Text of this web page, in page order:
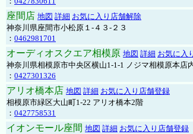
座間店 地図 詳細 お気に入り店舗解除
神奈川県座間市小松原１-４３-２３
： 0462981701
オーディオスクエア相模原 地図 詳細 お気に入
神奈川県相模原市中央区横山1-1-1 ノジマ相模原本店
： 0427301326
アリオ橋本店 地図 詳細 お気に入り店舗登録
相模原市緑区大山町1-22 アリオ橋本2階
： 0427758531
イオンモール座間 地図 詳細 お気に入り店舗登録